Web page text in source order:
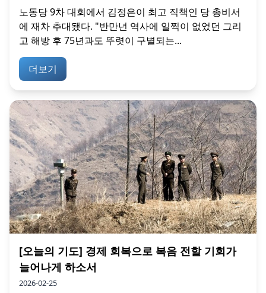
노동당 9차 대회에서 김정은이 최고 직책인 당 총비서
에 재차 추대됐다. "반만년 역사에 일찍이 없었던 그리
고 해방 후 75년과도 뚜렷이 구별되는...
더보기
[오늘의 기도] 경제 회복으로 복음 전할 기회가
늘어나게 하소서
2026-02-25